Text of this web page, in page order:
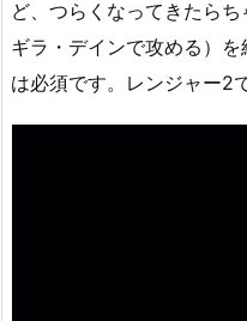
ど、つらくなってきたら
ギラ・デインで攻める）
は必須です。レンジャー2